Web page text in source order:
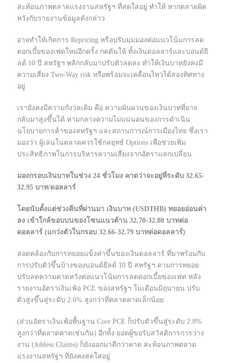
สะท้อนภาพตลาดแรงงานสหรัฐฯ ที่สดใสอยู่ ทำให้ หากตลาดผิด
หวังกับรายงานข้อมูลดังกล่าว
อาจทำให้เกิดการ Repricing หรือปรับมุมมองต่อแนวโน้มการลด
ดอกเบี้ยของเฟดใหม่อีกครั้ง กดดันให้ ทั้งเงินดอลลาร์และบอนด์ยี
ลด์ 10 ปี สหรัฐฯ พลิกกลับมาปรับตัวลดลง ทำให้เงินบาทยังคงมี
ความเสี่ยง Two-Way risk หรือพร้อมจะเคลื่อนไหวได้สองทิศทาง
อยู่
เรายังคงมีความกังวลเดิม คือ ความผันผวนของเงินบาทที่อาจ
กลับมาสูงขึ้นได้ ท่ามกลางความไม่แน่นอนของการดำเนิน
นโยบายการค้าของสหรัฐฯ และสถานการณ์การเมืองไทย ซึ่งเรา
มองว่า ผู้เล่นในตลาดควรใช้กลยุทธ์ Options เพื่อช่วยเพิ่ม
ประสิทธิภาพในการบริหารความเสี่ยงจากอัตราแลกเปลี่ยน
มองกรอบเงินบาทในช่วง 24 ชั่วโมง คาดว่าจะอยู่ที่ระดับ 32.65-
32.95 บาท/ดอลลาร์
โดยนับตั้งแต่ช่วงคืนที่ผ่านมา เงินบาท (USDTHB) ทยอยอ่อนค่า
ลง เข้าใกล้ขอบบนของโซนแนวต้าน 32.70-32.80 บาทต่อ
ดอลลาร์ (แกว่งตัวในกรอบ 32.66-32.79 บาทต่อดอลลาร์)
สอดคล้องกับการทยอยแข็งค่าขึ้นของเงินดอลลาร์ ที่มาพร้อมกับ
การปรับตัวขึ้นบ้างของบอนด์ยีลด์ 10 ปี สหรัฐฯ ตามการทยอย
ปรับลดความคาดหวังต่อแนวโน้มการลดดอกเบี้ยของเฟด หลัง
รายงานอัตราเงินเฟ้อ PCE ของสหรัฐฯ ในเดือนมิถุนายน ปรับ
ตัวสูงขึ้นสู่ระดับ 2.6% สูงกว่าที่ตลาดคาดเล็กน้อย
(ส่วนอัตราเงินเฟ้อพื้นฐาน Core PCE ก็ปรับตัวขึ้นสู่ระดับ 2.8%
สูงกว่าที่ตลาดคาดเช่นกัน) อีกทั้ง ยอดผู้ขอรับสวัสดิการการว่าง
งาน (Jobless Claims) ก็ยังออกมาดีกว่าคาด สะท้อนภาพตลาด
แรงงานสหรัฐฯ ที่ยังคงสดใสอยู่